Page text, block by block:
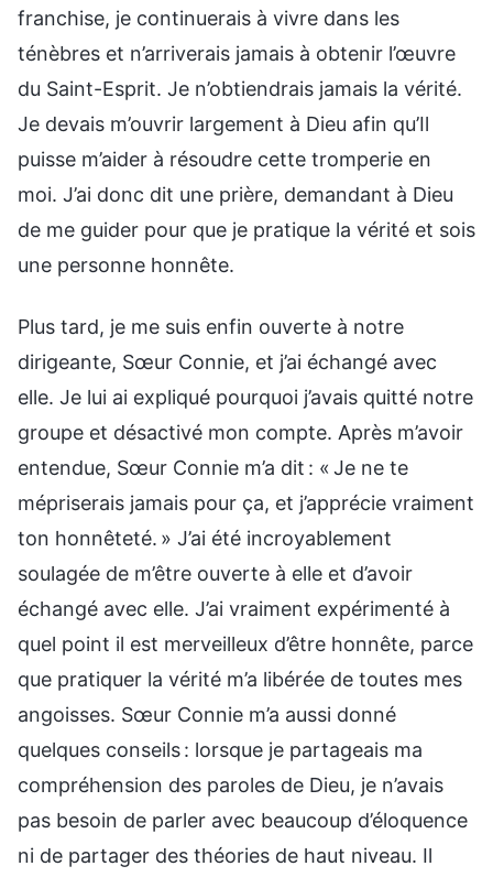
franchise, je continuerais à vivre dans les
ténèbres et n’arriverais jamais à obtenir l’œuvre
du Saint-Esprit. Je n’obtiendrais jamais la vérité.
Je devais m’ouvrir largement à Dieu afin qu’Il
puisse m’aider à résoudre cette tromperie en
moi. J’ai donc dit une prière, demandant à Dieu
de me guider pour que je pratique la vérité et sois
une personne honnête.
Plus tard, je me suis enfin ouverte à notre
dirigeante, Sœur Connie, et j’ai échangé avec
elle. Je lui ai expliqué pourquoi j’avais quitté notre
groupe et désactivé mon compte. Après m’avoir
entendue, Sœur Connie m’a dit : « Je ne te
mépriserais jamais pour ça, et j’apprécie vraiment
ton honnêteté. » J’ai été incroyablement
soulagée de m’être ouverte à elle et d’avoir
échangé avec elle. J’ai vraiment expérimenté à
quel point il est merveilleux d’être honnête, parce
que pratiquer la vérité m’a libérée de toutes mes
angoisses. Sœur Connie m’a aussi donné
quelques conseils : lorsque je partageais ma
compréhension des paroles de Dieu, je n’avais
pas besoin de parler avec beaucoup d’éloquence
ni de partager des théories de haut niveau. Il